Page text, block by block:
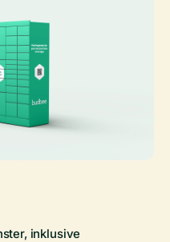
inklusive